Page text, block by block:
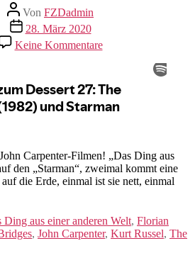
Beitragsautor
Von FZDadmin
Veröffentlichungsdatum
28. März 2020
Keine Kommentarezu
#27:
(1982)
/
Carpenter-Filmen! „Das Ding aus
den „Starman“, zweimal kommt eine
die Erde, einmal ist sie nett, einmal
Ding aus einer anderen Welt, Florian
, John Carpenter, Kurt Russel, The